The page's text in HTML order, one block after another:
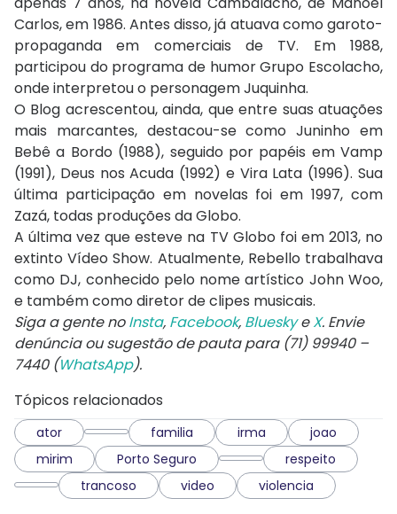
Carlos, em 1986. Antes disso, já atuava como garoto-
propaganda em comerciais de TV. Em 1988,
participou do programa de humor Grupo Escolacho,
onde interpretou o personagem Juquinha.
O Blog acrescentou, ainda, que entre suas atuações
mais marcantes, destacou-se como Juninho em
Bebê a Bordo (1988), seguido por papéis em Vamp
(1991), Deus nos Acuda (1992) e Vira Lata (1996). Sua
última participação em novelas foi em 1997, com
Zazá, todas produções da Globo.
A última vez que esteve na TV Globo foi em 2013, no
extinto Vídeo Show. Atualmente, Rebello trabalhava
como DJ, conhecido pelo nome artístico John Woo,
e também como diretor de clipes musicais.
Siga a gente noInsta, Facebook, BlueskyeX. Envie
denúncia ou sugestão de pauta para (71) 99940 –
7440 (WhatsApp).
Tópicos relacionados
ator familia irma
joao
mirim
Porto Seguro
respeito
trancoso
video violencia